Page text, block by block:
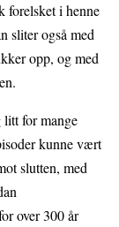
forelsket i henne
sliter også med
opp, og med
litt for mange
kunne vært
slutten, med
over 300 år